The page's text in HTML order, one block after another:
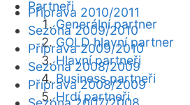
Partneři
Generální partner
GOLD hlavní partner
Hlavní partneři
Business partneři
Hrdí partneři
Příprava 2010/2011
Sezóna 2009/2010
Příprava 2009/2010
Sezóna 2008/2009
Příprava 2008/2009